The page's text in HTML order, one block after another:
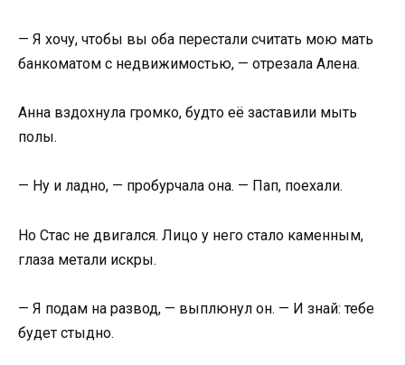
— Я хочу, чтобы вы оба перестали считать мою мать
банкоматом с недвижимостью, — отрезала Алена.
Анна вздохнула громко, будто её заставили мыть
полы.
— Ну и ладно, — пробурчала она. — Пап, поехали.
Но Стас не двигался. Лицо у него стало каменным,
глаза метали искры.
— Я подам на развод, — выплюнул он. — И знай: тебе
будет стыдно.